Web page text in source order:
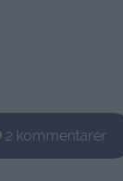
2 kommentarer